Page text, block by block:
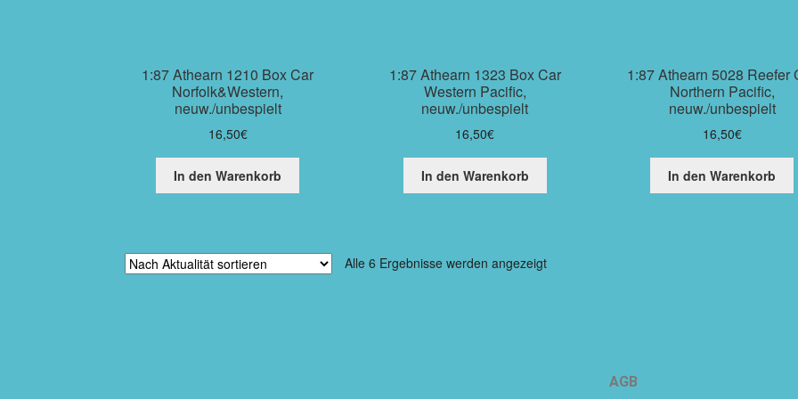
1:87 Athearn 1210 Box Car
Norfolk&Western,
neuw./unbespielt
16,50€
In den Warenkorb
1:87 Athearn 1323 Box Car
Western Pacific,
neuw./unbespielt
16,50€
In den Warenkorb
1:87 Athearn 5028 Reefer
Northern Pacific,
neuw./unbespielt
16,50€
In den Warenkorb
Alle 6 Ergebnisse werden angezeigt
AGB